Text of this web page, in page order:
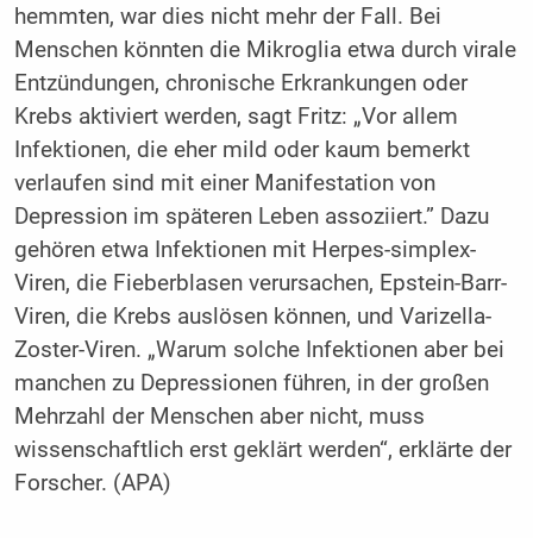
hemmten, war dies nicht mehr der Fall. Bei
Menschen könnten die Mikroglia etwa durch virale
Entzündungen, chronische Erkrankungen oder
Krebs aktiviert werden, sagt Fritz: „Vor allem
Infektionen, die eher mild oder kaum bemerkt
verlaufen sind mit einer Manifestation von
Depression im späteren Leben assoziiert.” Dazu
gehören etwa Infektionen mit Herpes-simplex-
Viren, die Fieberblasen verursachen, Epstein-Barr-
Viren, die Krebs auslösen können, und Varizella-
Zoster-Viren. „Warum solche Infektionen aber bei
manchen zu Depressionen führen, in der großen
Mehrzahl der Menschen aber nicht, muss
wissenschaftlich erst geklärt werden“, erklärte der
Forscher. (APA)